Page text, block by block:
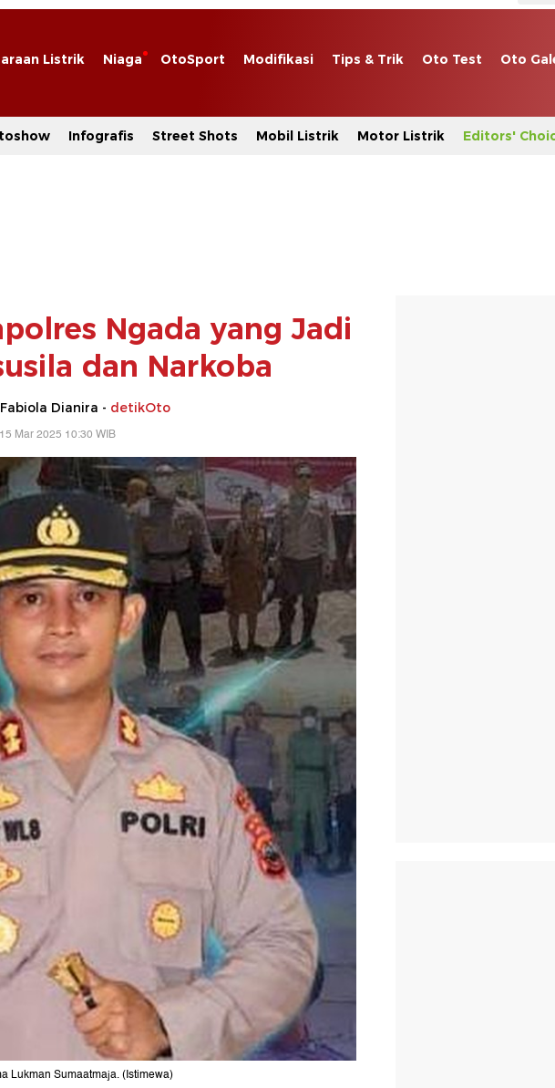
Listrik Niaga OtoSport Modifikasi Tips & Trik Oto Test Oto
Infografis Street Shots Mobil Listrik Motor Listrik Editors'
Ngada yang Jadi
dan Narkoba
Dianira - detikOto
Mar 2025 10:30 WIB
Lukman Sumaatmaja. (Istimewa)